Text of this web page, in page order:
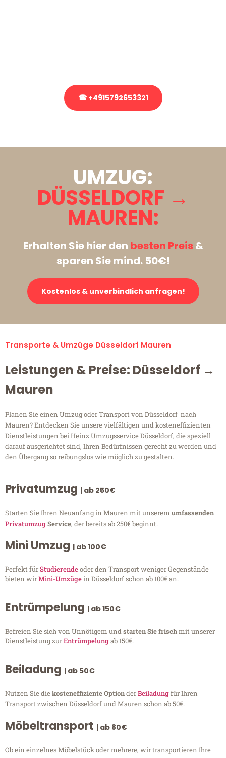
☎ +4915792653321
UMZUG:
DÜSSELDORF →
MAUREN:
Erhalten Sie hier den besten Preis&
sparen Sie mind. 50€!
Kostenlos & unverbindlich anfragen!
Transporte & Umzüge Düsseldorf Mauren
Leistungen & Preise: Düsseldorf →
Mauren
Planen Sie einen Umzug oder Transport von Düsseldorf nach
Mauren? Entdecken Sie unsere vielfältigen und kosteneffizienten
Dienstleistungen bei Heinz Umzugsservice Düsseldorf, die speziell
darauf ausgerichtet sind, Ihren Bedürfnissen gerecht zu werden und
den Übergang so reibungslos wie möglich zu gestalten.
Privatumzug | ab 250€
Starten Sie Ihren Neuanfang in Mauren mit unserem umfassenden
PrivatumzugService, der bereits ab 250€ beginnt.
Mini Umzug | ab 100€
Perfekt fürStudierendeoder den Transport weniger Gegenstände
bieten wirMini-Umzügein Düsseldorf schon ab 100€ an.
Entrümpelung | ab 150€
Befreien Sie sich von Unnötigem undstarten Sie frischmit unserer
Dienstleistung zurEntrümpelungab 150€.
Beiladung | ab 50€
Nutzen Sie diekosteneffiziente OptionderBeiladungfür Ihren
Transport zwischen Düsseldorf und Mauren schon ab 50€.
Möbeltransport | ab 80€
Ob ein einzelnes Möbelstück oder mehrere, wir transportieren Ihre